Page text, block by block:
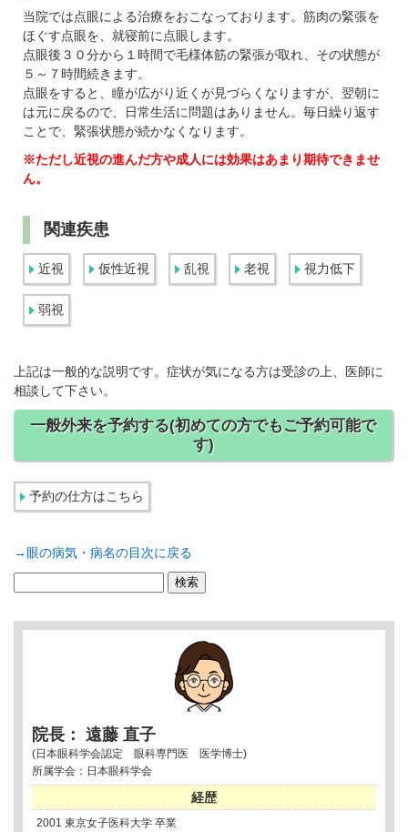
当院では点眼による治療をおこなっております。筋肉の緊張を
ほぐす点眼を、就寝前に点眼します。
点眼後３０分から１時間で毛様体筋の緊張が取れ、その状態が
５～７時間続きます。
点眼をすると、瞳が広がり近くが見づらくなりますが、翌朝に
は元に戻るので、日常生活に問題はありません。毎日繰り返す
ことで、緊張状態が続かなくなります。
※ただし近視の進んだ方や成人には効果はあまり期待できませ
ん。
関連疾患
近視 仮性近視 乱視 老視 視力低下
弱視
上記は一般的な説明です。症状が気になる方は受診の上、医師に
相談して下さい。
一般外来を予約する(初めての方でもご予約可能で
す)
予約の仕方はこちら
→眼の病気・病名の目次に戻る
院長： 遠藤 直子
(日本眼科学会認定 眼科専門医 医学博士)
所属学会：日本眼科学会
経歴
2001 東京女子医科大学 卒業